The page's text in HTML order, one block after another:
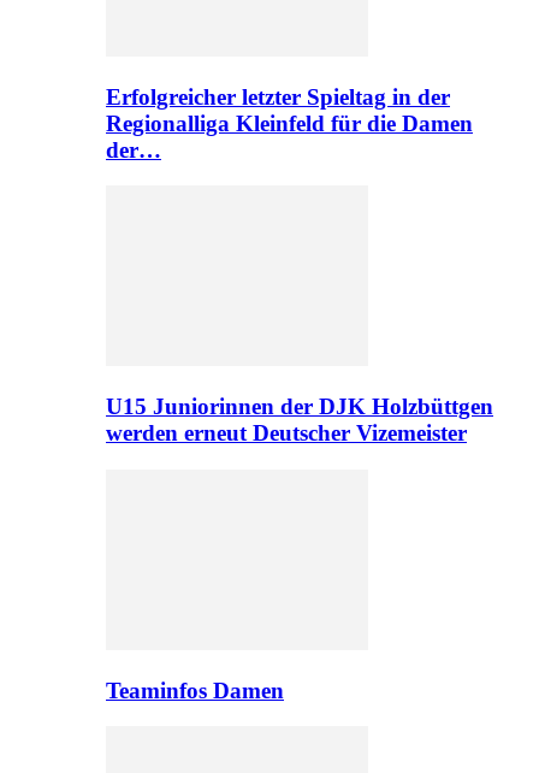
Erfolgreicher letzter Spieltag in der
Regionalliga Kleinfeld für die Damen
der…
U15 Juniorinnen der DJK Holzbüttgen
werden erneut Deutscher Vizemeister
Teaminfos Damen